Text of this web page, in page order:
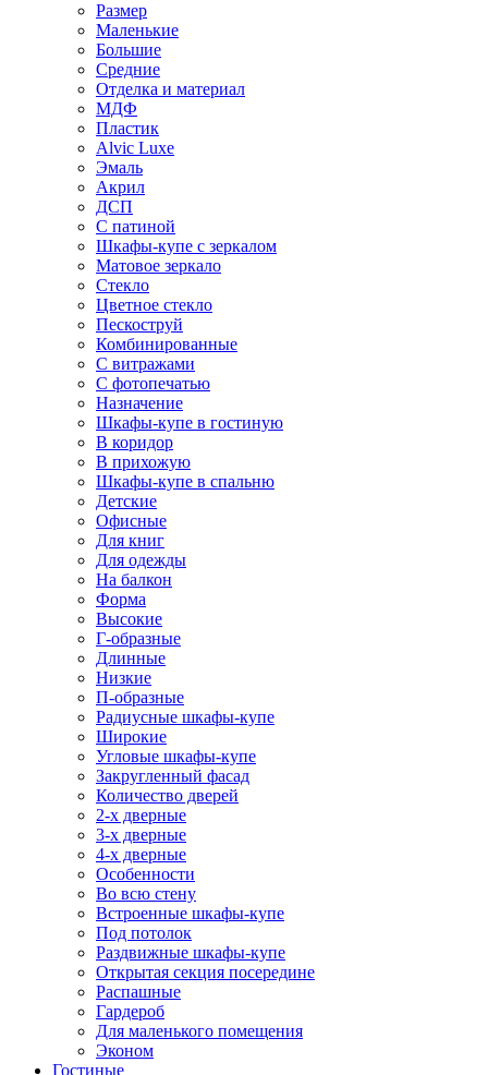
Размер
Маленькие
Большие
Средние
Отделка и материал
МДФ
Пластик
Alvic Luxe
Эмаль
Акрил
ДСП
С патиной
Шкафы-купе с зеркалом
Матовое зеркало
Стекло
Цветное стекло
Пескоструй
Комбинированные
С витражами
С фотопечатью
Назначение
Шкафы-купе в гостиную
В коридор
В прихожую
Шкафы-купе в спальню
Детские
Офисные
Для книг
Для одежды
На балкон
Форма
Высокие
Г-образные
Длинные
Низкие
П-образные
Радиусные шкафы-купе
Широкие
Угловые шкафы-купе
Закругленный фасад
Количество дверей
2-х дверные
3-х дверные
4-х дверные
Особенности
Во всю стену
Встроенные шкафы-купе
Под потолок
Раздвижные шкафы-купе
Открытая секция посередине
Распашные
Гардероб
Для маленького помещения
Эконом
Гостиные